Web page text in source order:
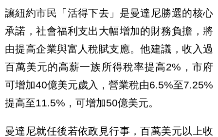
讓紐約市民「活得下去」是曼達尼勝選的核心
承諾，社會福利支出大幅增加的財務負擔，將
由提高企業與富人稅賦支應。他建議，收入過
百萬美元的高薪一族所得稅率提高2%，市府
可增加40億美元歲入，營業稅由6.5%至7.25%
提高至11.5%，可增加50億美元。
曼達尼就任後若依政見行事，百萬美元以上收